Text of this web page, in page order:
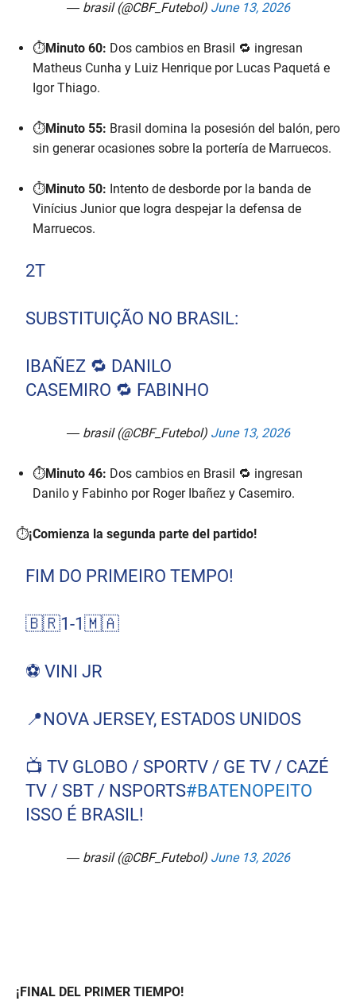
— brasil (@CBF_Futebol) June 13, 2026
⏱️Minuto 60: Dos cambios en Brasil 🔁 ingresan
Matheus Cunha y Luiz Henrique por Lucas Paquetá e
Igor Thiago.
⏱️Minuto 55: Brasil domina la posesión del balón, pero
sin generar ocasiones sobre la portería de Marruecos.
⏱️Minuto 50: Intento de desborde por la banda de
Vinícius Junior que logra despejar la defensa de
Marruecos.
2T
SUBSTITUIÇÃO NO BRASIL:
IBAÑEZ 🔁 DANILO
CASEMIRO 🔁 FABINHO
— brasil (@CBF_Futebol) June 13, 2026
⏱️Minuto 46: Dos cambios en Brasil 🔁 ingresan
Danilo y Fabinho por Roger Ibañez y Casemiro.
⏱️¡Comienza la segunda parte del partido!
FIM DO PRIMEIRO TEMPO!
🇧🇷1-1🇲🇦
⚽️ VINI JR
📍NOVA JERSEY, ESTADOS UNIDOS
📺 TV GLOBO / SPORTV / GE TV / CAZÉ
TV / SBT / NSPORTS#BATENOPEITO
ISSO É BRASIL!
— brasil (@CBF_Futebol) June 13, 2026
¡FINAL DEL PRIMER TIEMPO!